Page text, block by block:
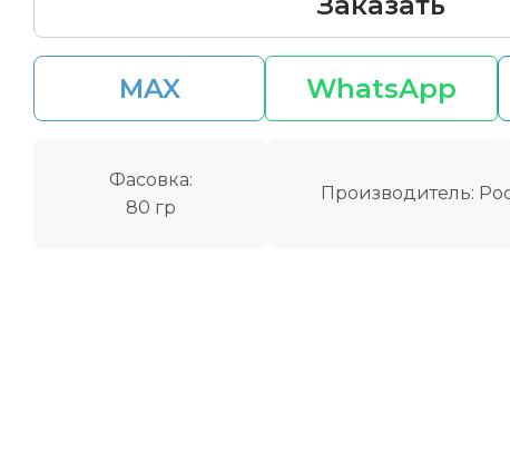
MAX WhatsApp
Фасовка:
80 гр
Производитель: